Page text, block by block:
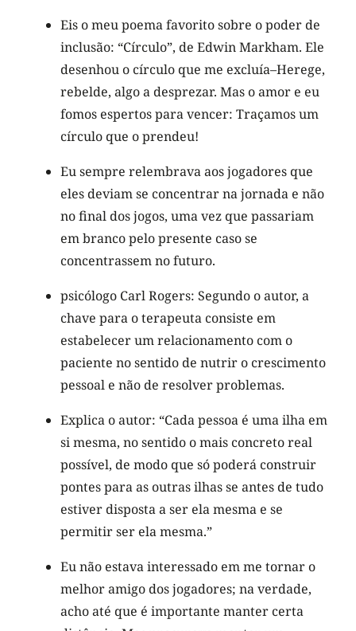
Eis o meu poema favorito sobre o poder de
inclusão: “Círculo”, de Edwin Markham. Ele
desenhou o círculo que me excluía–Herege,
rebelde, algo a desprezar. Mas o amor e eu
fomos espertos para vencer: Traçamos um
círculo que o prendeu!
Eu sempre relembrava aos jogadores que
eles deviam se concentrar na jornada e não
no final dos jogos, uma vez que passariam
em branco pelo presente caso se
concentrassem no futuro.
psicólogo Carl Rogers: Segundo o autor, a
chave para o terapeuta consiste em
estabelecer um relacionamento com o
paciente no sentido de nutrir o crescimento
pessoal e não de resolver problemas.
Explica o autor: “Cada pessoa é uma ilha em
si mesma, no sentido o mais concreto real
possível, de modo que só poderá construir
pontes para as outras ilhas se antes de tudo
estiver disposta a ser ela mesma e se
permitir ser ela mesma.”
Eu não estava interessado em me tornar o
melhor amigo dos jogadores; na verdade,
acho até que é importante manter certa